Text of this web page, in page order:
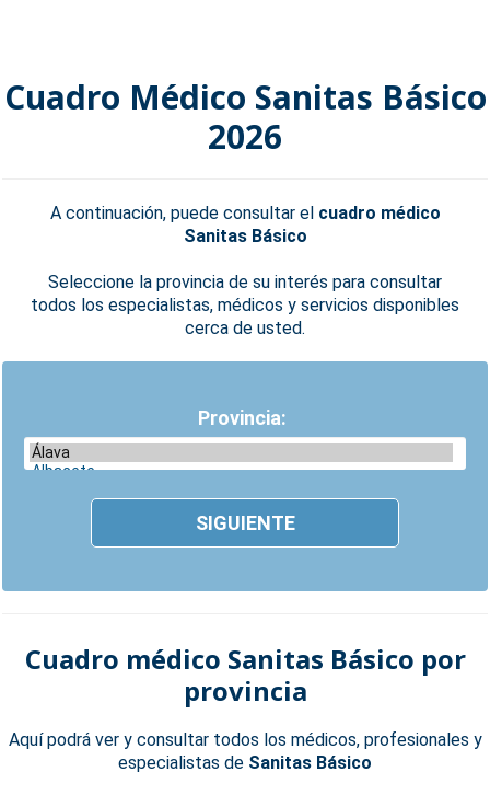
Cuadro Médico Sanitas Básico
2026
A continuación, puede consultar el cuadro médico
Sanitas Básico
Seleccione la provincia de su interés para consultar
todos los especialistas, médicos y servicios disponibles
cerca de usted.
Provincia:
SIGUIENTE
Cuadro médico Sanitas Básico por
provincia
Aquí podrá ver y consultar todos los médicos, profesionales y
especialistas de Sanitas Básico